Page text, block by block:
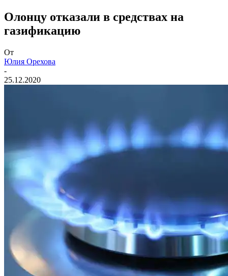
Олонцу отказали в средствах на
газификацию
От
Юлия Орехова
-
25.12.2020